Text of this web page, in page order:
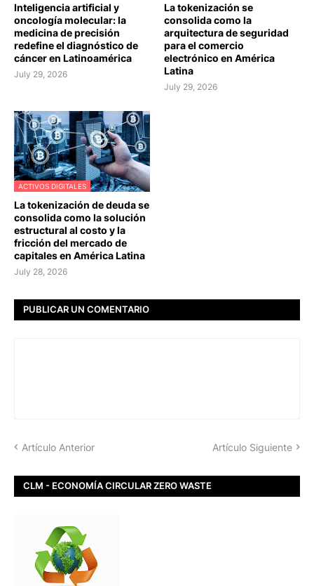
Inteligencia artificial y
oncología molecular: la
medicina de precisión
redefine el diagnóstico de
cáncer en Latinoamérica
July 29, 2026
La tokenización se
consolida como la
arquitectura de seguridad
para el comercio
electrónico en América
Latina
July 29, 2026
ACTIVOS DIGITALES
La tokenización de deuda se
consolida como la solución
estructural al costo y la
fricción del mercado de
capitales en América Latina
July 28, 2026
PUBLICAR UN COMENTARIO
Artículo Anterior Artículo Siguiente
CLM - ECONOMÍA CIRCULAR ZERO WASTE